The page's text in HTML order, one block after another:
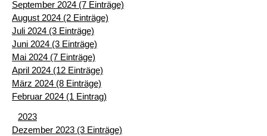
September 2024 (7 Einträge)
August 2024 (2 Einträge)
Juli 2024 (3 Einträge)
Juni 2024 (3 Einträge)
Mai 2024 (7 Einträge)
April 2024 (12 Einträge)
März 2024 (8 Einträge)
Februar 2024 (1 Eintrag)
2023
Dezember 2023 (3 Einträge)